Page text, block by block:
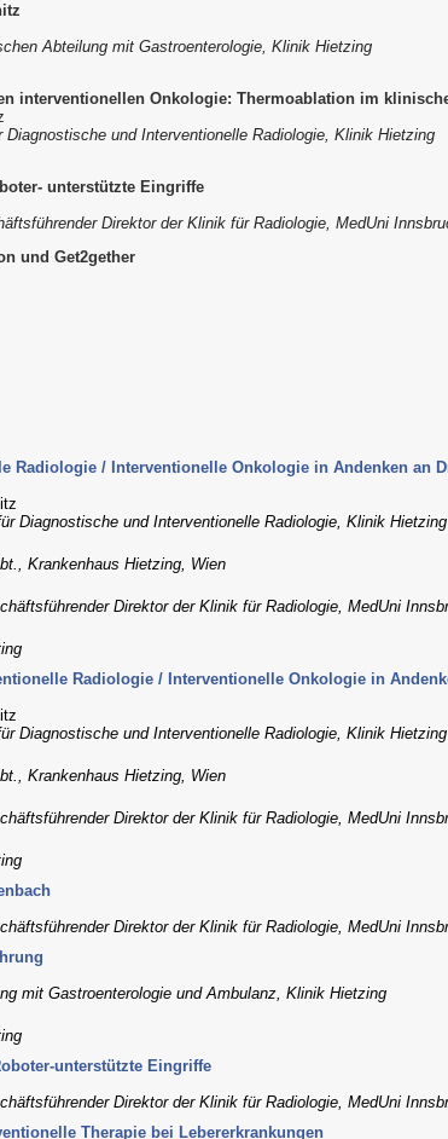
Abteilung mit Gastroenterologie, Klinik Hietzing
interventionellen Onkologie: Thermoablation im
und Interventionelle Radiologie, Klinik Hietzing
unterstützte Eingriffe
Direktor der Klinik für Radiologie, MedUni
und Get2gether
Radiologie / Interventionelle Onkologie in Andenken an
Diagnostische und Interventionelle Radiologie, Klinik Hietzing
Krankenhaus Hietzing, Wien
Direktor der Klinik für Radiologie, MedUni
Radiologie / Interventionelle Onkologie in
Diagnostische und Interventionelle Radiologie, Klinik Hietzing
Krankenhaus Hietzing, Wien
Direktor der Klinik für Radiologie, MedUni
Direktor der Klinik für Radiologie, MedUni
mit Gastroenterologie und Ambulanz, Klinik Hietzing
unterstützte Eingriffe
Direktor der Klinik für Radiologie, MedUni
Therapie bei Lebererkrankungen